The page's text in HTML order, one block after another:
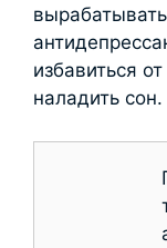
избавиться
наладить сон.